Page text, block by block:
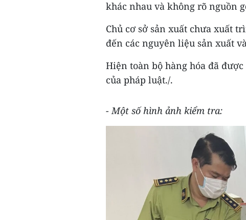
khác nhau và không rõ nguồn
Chủ cơ sở sản xuất chưa xuất
đến các nguyên liệu sản xuất
Hiện toàn bộ hàng hóa đã
của pháp luật./.
- Một số hình ảnh kiểm tra: